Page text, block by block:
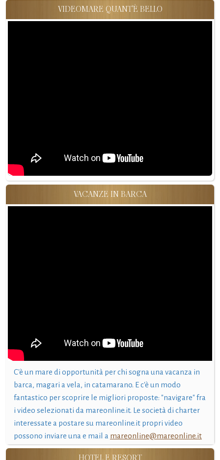
VIDEOMARE QUANT'È BELLO
VACANZE IN BARCA
C'è un mare di opportunità per chi sogna una vacanza in
barca, magari a vela, in catamarano. E c'è un modo
fantastico per scoprire le migliori proposte: "navigare" fra
i video selezionati da mareonline.it. Le società di charter
interessate a postare su mareonline.it propri video
possono inviare una e mail a mareonline@mareonline.it
HOTEL E RESORT